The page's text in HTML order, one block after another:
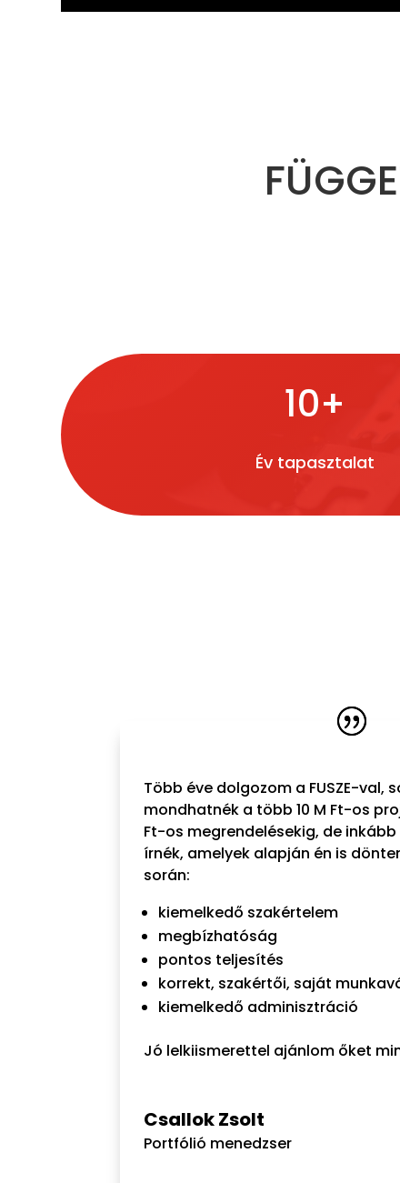
10+
Év tapasztalat
Több éve dolgozom a FUSZE-val,
mondhatnék a több 10 M Ft-os
Ft-os megrendelésekig, de
írnék, amelyek alapján én is
során:
kiemelkedő szakértelem
megbízhatóság
pontos teljesítés
korrekt, szakértői, saját
kiemelkedő adminisztráció
Jó lelkiismerettel ajánlom őket
Csallok Zsolt
Portfólió menedzser